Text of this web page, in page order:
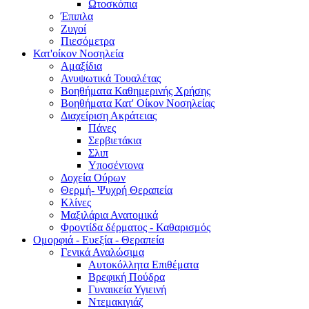
Ωτοσκόπια
Έπιπλα
Ζυγοί
Πιεσόμετρα
Κατ'οίκον Νοσηλεία
Αμαξίδια
Ανυψωτικά Τουαλέτας
Βοηθήματα Καθημερινής Χρήσης
Βοηθήματα Κατ' Οίκον Νοσηλείας
Διαχείριση Ακράτειας
Πάνες
Σερβιετάκια
Σλιπ
Υποσέντονα
Δοχεία Ούρων
Θερμή- Ψυχρή Θεραπεία
Κλίνες
Μαξιλάρια Ανατομικά
Φροντίδα δέρματος - Καθαρισμός
Ομορφιά - Ευεξία - Θεραπεία
Γενικά Αναλώσιμα
Αυτοκόλλητα Επιθέματα
Βρεφική Πούδρα
Γυναικεία Υγιεινή
Ντεμακιγιάζ